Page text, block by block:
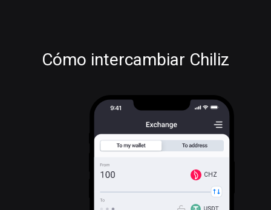
Cómo intercambiar Chiliz
CHZ